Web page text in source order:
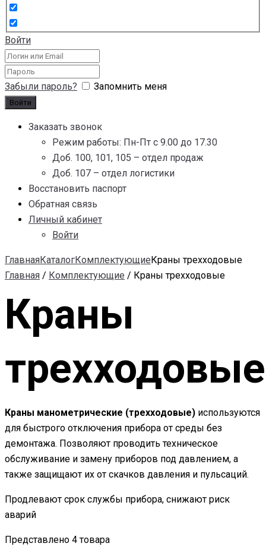
Войти
Забыли пароль? Запомнить меня
Заказать звонок
Режим работы: Пн-Пт с 9.00 до 17.30
Доб. 100, 101, 105 – отдел продаж
Доб. 107 – отдел логистики
Восстановить паспорт
Обратная связь
Личный кабинет
Войти
ГлавнаяКаталогКомплектующиеКраны трехходовые
Главная / Комплектующие / Краны трехходовые
Краны
трехходовые
Краны манометрические (трехходовые) используются
для быстрого отключения прибора от среды без
демонтажа. Позволяют проводить техническое
обслуживание и замену приборов под давлением, а
также защищают их от скачков давления и пульсаций.
Продлевают срок службы прибора, снижают риск
аварий
Представлено 4 товара